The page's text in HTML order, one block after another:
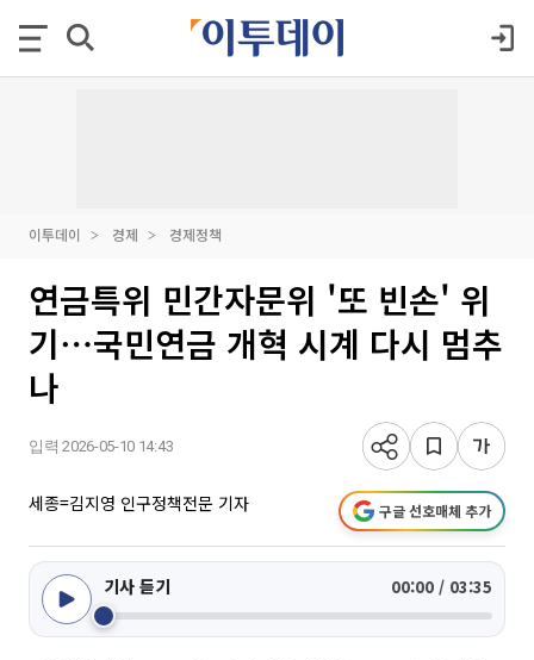
이투데이 경제 경제정책
연금특위 민간자문위 '또 빈손' 위
기⋯국민연금 개혁 시계 다시 멈추
나
입력 2026-05-10 14:43
세종=김지영 인구정책전문 기자 구글 선호매체 추가
기사 듣기 00:00 / 03:35